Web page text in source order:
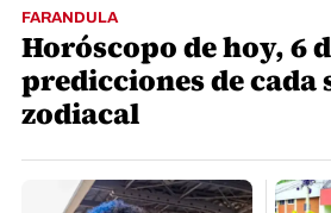
FARANDULA
Horóscopo de hoy, 6
predicciones de cada
zodiacal